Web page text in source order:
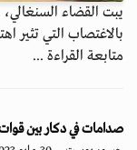
يبت القضاء
بالاغتصاب التي تثير
متابعة القراءة ...
صدامات في دكار بين